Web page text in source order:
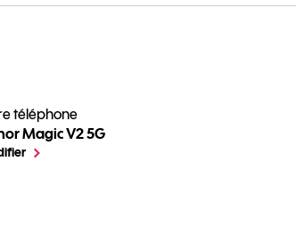
téléphone
Magic V2 5G
limiter les notifications sur votre mobile
le téléphone sélectionné